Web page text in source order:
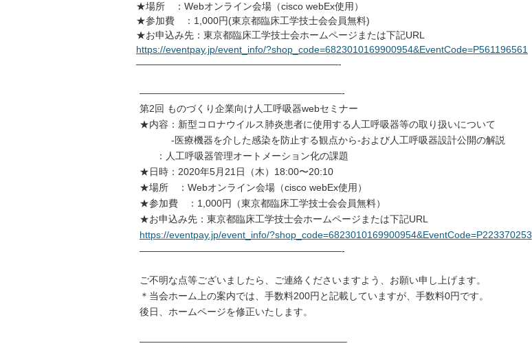
★場所 ：Webオンライン会場（cisco webEx使用）
★参加費 ：1,000円(東京都臨床工学技士会会員無料)
★お申込み先：東京都臨床工学技士会ホームページまたは下記URL
https://eventpay.jp/event_info/?shop_code=6823010169900954&EventCode=P561196561
—————————————————————-
—————————————————————-
第2回 ものづくり企業向け人工呼吸器webセミナー
★内容：新型コロナウイルス肺炎患者に使用する人工呼吸器等の取り扱いについて
-医療機器を介した感染を防止する観点から-および人工呼吸器設計公開の解説
：人工呼吸器管理オートメーション化の課題
★日時：2020年5月21日（木）18:00〜20:10
★場所 ：Webオンライン会場（cisco webEx使用）
★参加費 ：1,000円（東京都臨床工学技士会会員無料）
★お申込み先：東京都臨床工学技士会ホームページまたは下記URL
https://eventpay.jp/event_info/?shop_code=6823010169900954&EventCode=P223370253
—————————————————————-
ご不明な点等ございましたら、ご連絡くださいますよう、お願い申し上げます。
＊当会ホーム上の案内では、手数料200円と記載していますが、手数料0円です。
後日、ホームページを修正いたします。
—————————————————————–